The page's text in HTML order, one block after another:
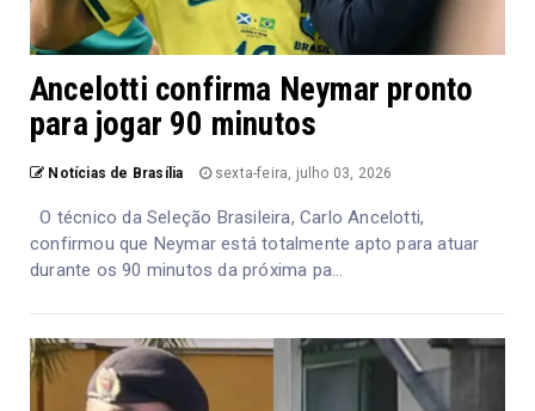
Ancelotti confirma Neymar pronto
para jogar 90 minutos
Notícias de Brasília sexta-feira, julho 03, 2026
O técnico da Seleção Brasileira, Carlo Ancelotti,
confirmou que Neymar está totalmente apto para atuar
durante os 90 minutos da próxima pa...